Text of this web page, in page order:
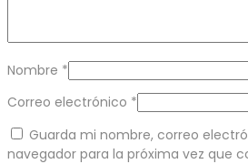
Nombre *
Correo electrónico *
Guarda mi nombre, correo
navegador para la próxima vez que